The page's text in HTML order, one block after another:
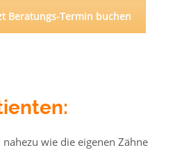
Beratungs-Termin buchen
nahezu wie die eigenen Zähne